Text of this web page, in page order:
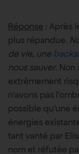
Réponse : Après
plus répandue.
de vie, une
nous sauver. Non
extrêmement
n’avons pas
possible qu’une
énergies
tant vanté par
nom et réfutée